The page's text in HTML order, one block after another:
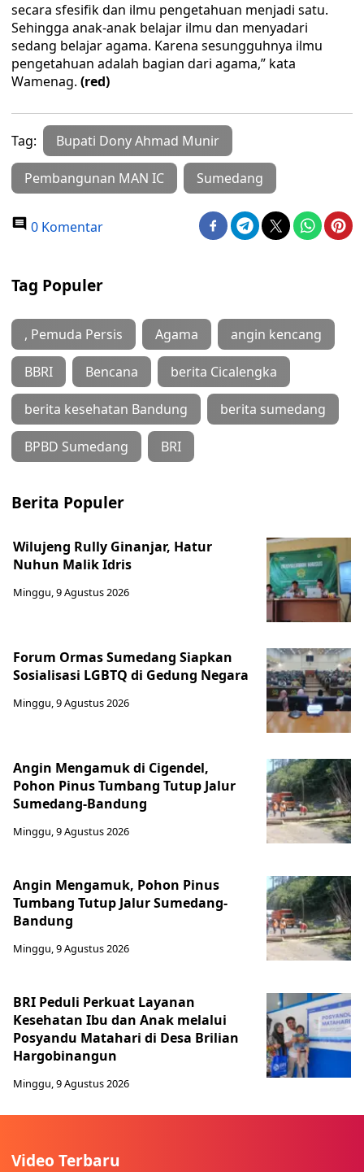
secara sfesifik dan ilmu pengetahuan menjadi satu.
Sehingga anak-anak belajar ilmu dan menyadari
sedang belajar agama. Karena sesungguhnya ilmu
pengetahuan adalah bagian dari agama,” kata
Wamenag. (red)
Tag: Bupati Dony Ahmad Munir
Pembangunan MAN IC Sumedang
0 Komentar
Tag Populer
, Pemuda Persis Agama angin kencang
BBRI Bencana berita Cicalengka
berita kesehatan Bandung berita sumedang
BPBD Sumedang BRI
Berita Populer
Wilujeng Rully Ginanjar, Hatur
Nuhun Malik Idris
Minggu, 9 Agustus 2026
Forum Ormas Sumedang Siapkan
Sosialisasi LGBTQ di Gedung Negara
Minggu, 9 Agustus 2026
Angin Mengamuk di Cigendel,
Pohon Pinus Tumbang Tutup Jalur
Sumedang-Bandung
Minggu, 9 Agustus 2026
Angin Mengamuk, Pohon Pinus
Tumbang Tutup Jalur Sumedang-
Bandung
Minggu, 9 Agustus 2026
BRI Peduli Perkuat Layanan
Kesehatan Ibu dan Anak melalui
Posyandu Matahari di Desa Brilian
Hargobinangun
Minggu, 9 Agustus 2026
Video Terbaru